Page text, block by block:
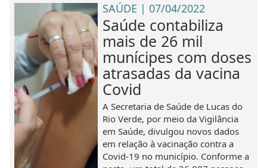
SAÚDE | 07/04/2022
Saúde contabiliza
mais de 26 mil
munícipes com doses
atrasadas da vacina
Covid
A Secretaria de Saúde de Lucas do
Rio Verde, por meio da Vigilância
em Saúde, divulgou novos dados
em relação à vacinação contra a
Covid-19 no município. Conforme a